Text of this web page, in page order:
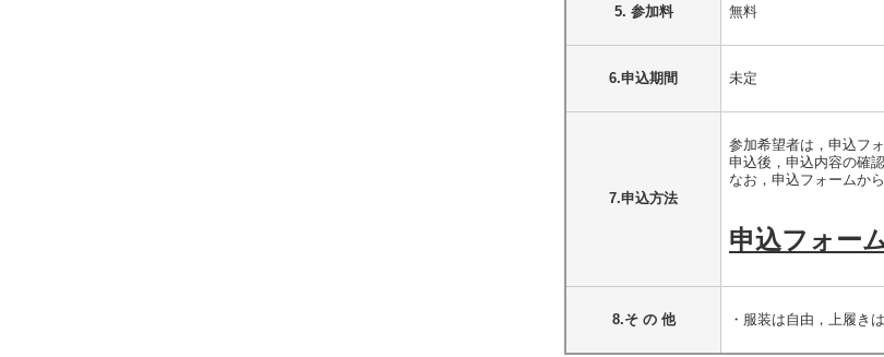
5. 参加料 無料
6.申込期間 未定
7.申込方法
参加希望者は，申込フ
申込後，申込内容の確
なお，申込フォームか
申込フォー
8.そ の 他 ・服装は自由，上履き